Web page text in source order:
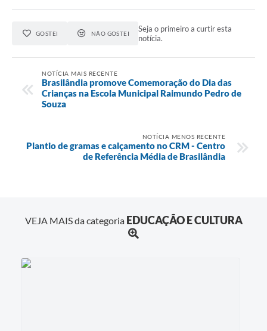
GOSTEI NÃO GOSTEI
Seja o primeiro a curtir esta
notícia.
NOTÍCIA MAIS RECENTE
Brasilândia promove Comemoração do Dia das
Crianças na Escola Municipal Raimundo Pedro de
Souza
NOTÍCIA MENOS RECENTE
Plantio de gramas e calçamento no CRM - Centro
de Referência Média de Brasilândia
VEJA MAIS da categoria EDUCAÇÃO E CULTURA